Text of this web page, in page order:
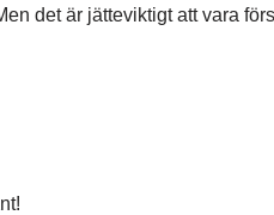
det är jätteviktigt att vara